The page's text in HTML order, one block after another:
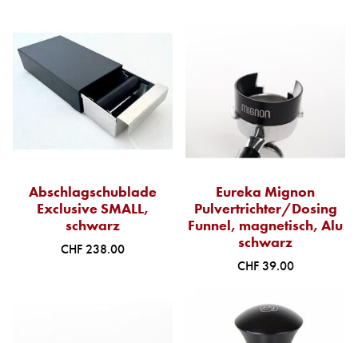
Abschlagschublade
Exclusive SMALL,
schwarz
CHF 238.00
Eureka Mignon
Pulvertrichter/Dosing
Funnel, magnetisch, Alu
schwarz
CHF 39.00